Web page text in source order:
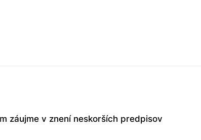
záujme v znení neskorších predpisov